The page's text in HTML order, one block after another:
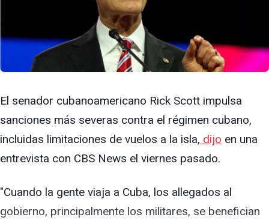
El senador cubanoamericano Rick Scott impulsa
sanciones más severas contra el régimen cubano,
incluidas limitaciones de vuelos a la isla, dijo en una
entrevista con CBS News el viernes pasado.
"Cuando la gente viaja a Cuba, los allegados al
gobierno, principalmente los militares, se benefician